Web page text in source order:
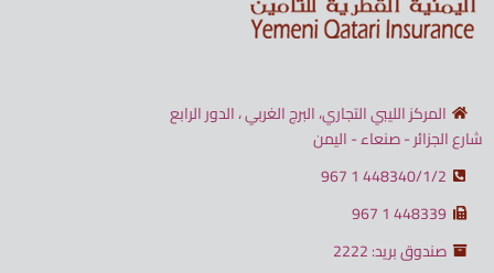
المركز الليبي التجاري، البرج الغربي ، الدور الرابع
شارع الجزائر - صنعاء - اليمن
448340/1/2 1 967
448339 1 967
صندوق بريد: 2222